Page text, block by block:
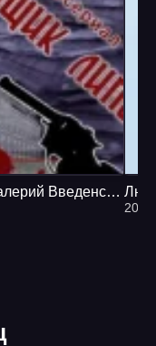
Сыщик Липов 5. После бала - Валерий Введенский, Елена Утехина
2020